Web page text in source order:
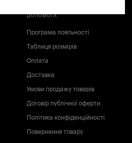
ДОПОМОГА
Програма лояльності
Таблиця розмірів
Оплата
Доставка
Умови продажу товарів
Договір публічної оферти
Політика конфіденційності
Повернення товару